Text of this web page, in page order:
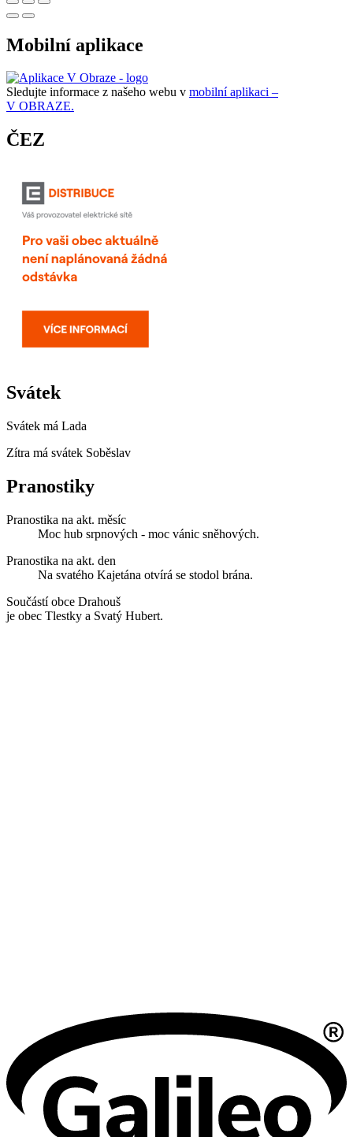
Mobilní aplikace
Sledujte informace z našeho webu v mobilní aplikaci –
V OBRAZE.
ČEZ
Svátek
Svátek má Lada
Zítra má svátek Soběslav
Pranostiky
Pranostika na akt. měsíc
Moc hub srpnových - moc vánic sněhových.
Pranostika na akt. den
Na svatého Kajetána otvírá se stodol brána.
Součástí obce Drahouš
je obec Tlestky a Svatý Hubert.